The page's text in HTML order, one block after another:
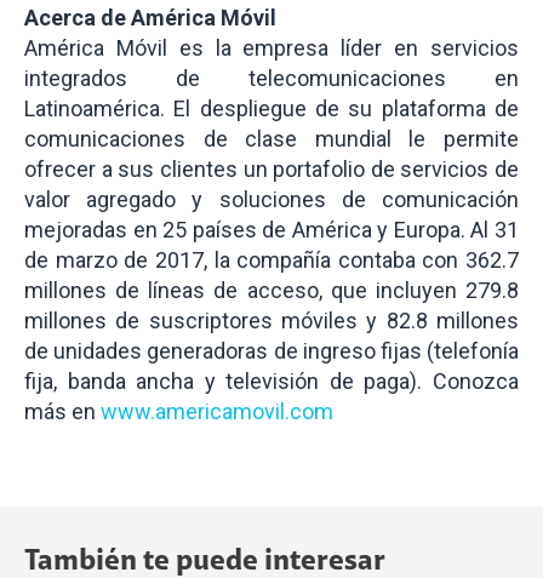
Acerca de América Móvil
América Móvil es la empresa líder en servicios
integrados de telecomunicaciones en
Latinoamérica. El despliegue de su plataforma de
comunicaciones de clase mundial le permite
ofrecer a sus clientes un portafolio de servicios de
valor agregado y soluciones de comunicación
mejoradas en 25 países de América y Europa. Al 31
de marzo de 2017, la compañía contaba con 362.7
millones de líneas de acceso, que incluyen 279.8
millones de suscriptores móviles y 82.8 millones
de unidades generadoras de ingreso fijas (telefonía
fija, banda ancha y televisión de paga). Conozca
más en www.americamovil.com
También te puede interesar